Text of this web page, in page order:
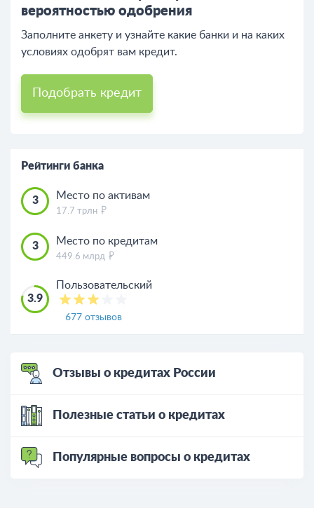
вероятностью одобрения
Заполните анкету и узнайте какие банки и на каких
условиях одобрят вам кредит.
Подобрать кредит
Рейтинги банка
3 Место по активам
17.7 трлн
3 Место по кредитам
449.6 млрд
3.9
Пользовательский
677 отзывов
Отзывы о кредитах России
Полезные статьи о кредитах
Популярные вопросы о кредитах